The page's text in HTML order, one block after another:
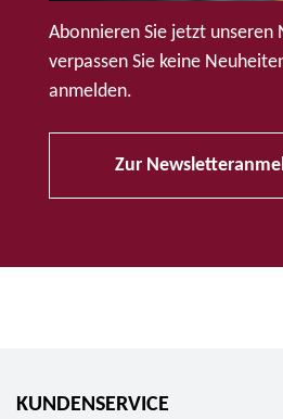
Abonnieren Sie jetzt unseren
verpassen Sie keine
anmelden.
Zur
KUNDENSERVICE